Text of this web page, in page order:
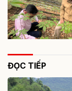
ĐỌC TIẾP